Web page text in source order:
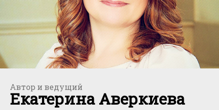
Автор и ведущий
Екатерина Аверкиева